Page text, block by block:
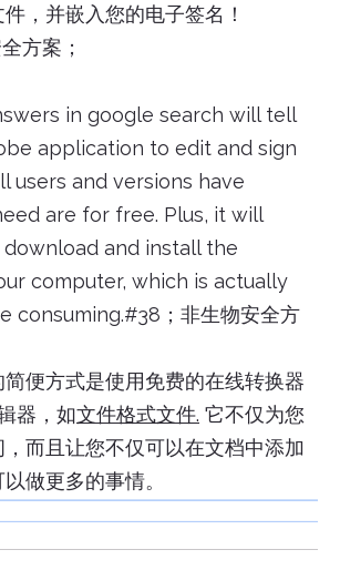
，并嵌入您的电子签名！
方案；
in google search will tell
application to edit and sign
users and versions have
are for free. Plus, it will
and install the
computer, which is actually
consuming.#38；非生物安全方
便方式是使用免费的在线转换器
器，如文件格式文件. 它不仅为您
而且让您不仅可以在文档中添加
做更多的事情。